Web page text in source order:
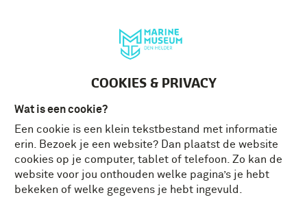
COOKIES & PRIVACY
Wat is een cookie?
Een cookie is een klein tekstbestand met informatie
erin. Bezoek je een website? Dan plaatst de website
cookies op je computer, tablet of telefoon. Zo kan de
website voor jou onthouden welke pagina’s je hebt
bekeken of welke gegevens je hebt ingevuld.